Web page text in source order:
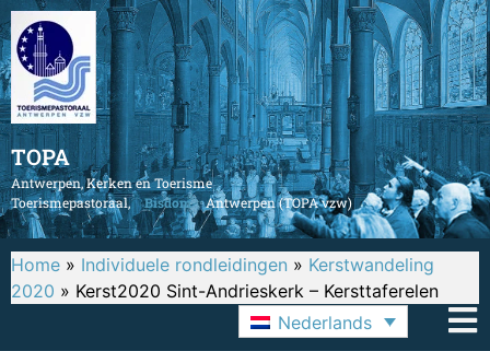
TOPA
Antwerpen, Kerken en Toerisme
Toerismepastoraal,
Bisdom Antwerpen (TOPA vzw)
Home » Individuele rondleidingen » Kerstwandeling
2020 » Kerst2020 Sint-Andrieskerk – Kersttaferelen
Nederlands